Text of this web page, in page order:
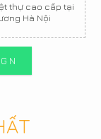
thự cao cấp tại
Hà Nội